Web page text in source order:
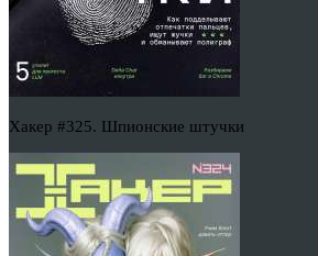
Хакер #325. Шпионские штучки